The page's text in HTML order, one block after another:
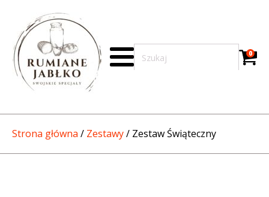
0
Strona główna / Zestawy/ Zestaw Świąteczny